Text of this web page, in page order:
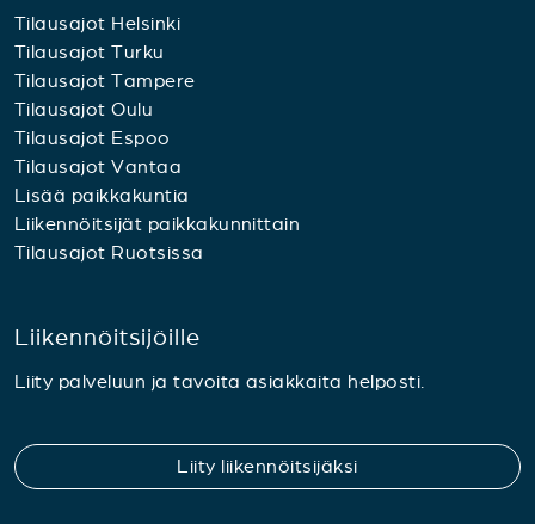
Tilausajot Helsinki
Tilausajot Turku
Tilausajot Tampere
Tilausajot Oulu
Tilausajot Espoo
Tilausajot Vantaa
Lisää paikkakuntia
Liikennöitsijät paikkakunnittain
Tilausajot Ruotsissa
Liikennöitsijöille
Liity palveluun ja tavoita asiakkaita helposti.
Liity liikennöitsijäksi